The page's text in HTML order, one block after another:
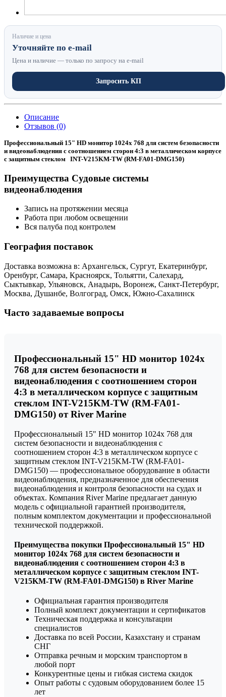
Наличие и цена
Уточняйте по e-mail
Цена и наличие — только по запросу на e-mail
Запросить КП
Описание
Отзывов (0)
Профессиональный 15" HD монитор 1024х 768 для систем безопасности
и видеонаблюдения с соотношением сторон 4:3 в металлическом корпусе
с защитным стеклом INT-V215KM-TW (RM-FA01-DMG150)
Преимущества Судовые системы
видеонаблюдения
Запись на протяжении месяца
Работа при любом освещении
Вся палуба под контролем
География поставок
Доставка возможна в: Архангельск, Сургут, Екатеринбург,
Оренбург, Самара, Красноярск, Тольятти, Салехард,
Сыктывкар, Ульяновск, Анадырь, Воронеж, Санкт-Петербург,
Москва, Душанбе, Волгоград, Омск, Южно-Сахалинск
Часто задаваемые вопросы
Профессиональный 15" HD монитор 1024х
768 для систем безопасности и
видеонаблюдения с соотношением сторон
4:3 в металлическом корпусе с защитным
стеклом INT-V215KM-TW (RM-FA01-
DMG150) от River Marine
Профессиональный 15" HD монитор 1024х 768 для
систем безопасности и видеонаблюдения с
соотношением сторон 4:3 в металлическом корпусе с
защитным стеклом INT-V215KM-TW (RM-FA01-
DMG150) — профессиональное оборудование в области
видеонаблюдения, предназначенное для обеспечения
видеонаблюдения и контроля безопасности на судах и
объектах. Компания River Marine предлагает данную
модель с официальной гарантией производителя,
полным комплектом документации и профессиональной
технической поддержкой.
Преимущества покупки Профессиональный 15" HD
монитор 1024х 768 для систем безопасности и
видеонаблюдения с соотношением сторон 4:3 в
металлическом корпусе с защитным стеклом INT-
V215KM-TW (RM-FA01-DMG150) в River Marine
Официальная гарантия производителя
Полный комплект документации и сертификатов
Техническая поддержка и консультации
специалистов
Доставка по всей России, Казахстану и странам
СНГ
Отправка речным и морским транспортом в
любой порт
Конкурентные цены и гибкая система скидок
Опыт работы с судовым оборудованием более 15
лет